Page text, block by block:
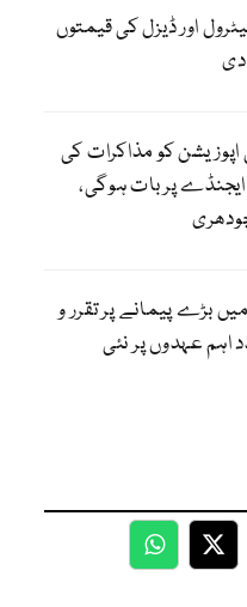
اور ڈیزل کی قیمتوں
کو مذاکرات کی
پر بات ہوگی،
بڑے پیمانے پر تقرر و
اہم عہدوں پر نئی